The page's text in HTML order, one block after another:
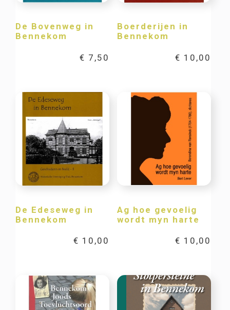
De Bovenweg in
Bennekom
€ 7,50
Boerderijen in
Bennekom
€ 10,00
De Edeseweg in
Bennekom
€ 10,00
Ag hoe gevoelig
wordt myn harte
€ 10,00